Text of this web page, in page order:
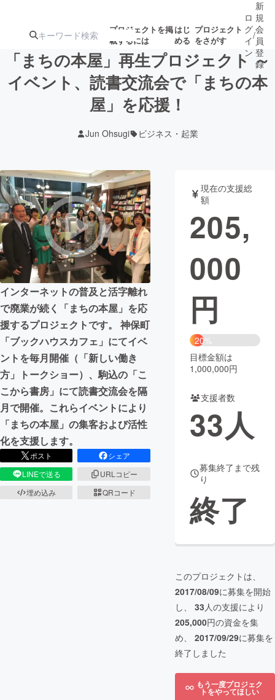
プロジェクトを掲
載するには
はじ
める
プロジェクト
をさがす
注目の新着プロ募集終了が近いプ
テクノロジー・ガジェット
映像・映画 書籍・雑誌
ビジネス・起業 チャレンジ
まちづくり・地域活性化
CAMPFIRE for Social Good
CAMPFIRE Creation
CAMPFIREふるさと納税
コミュニティ
ロ
グ
イ
ン
/
新
規
会
員
登
録
「まちの本屋」再生プロジェクト ～
イベント、読書交流会で「まちの本
屋」を応援！
Jun Ohsugi ビジネス・起業
インターネットの普及と活字離れ
で廃業が続く「まちの本屋」を応
援するプロジェクトです。 神保町
「ブックハウスカフェ」にてイベ
ントを毎月開催（「新しい働き
方」トークショー）、駒込の「こ
こから書房」にて読書交流会を隔
月で開催。これらイベントにより
「まちの本屋」の集客および活性
化を支援します。
ポスト
シェア
LINEで送る
URLコピー
埋め込み
QRコード
現在の支援総
額
205,
000
円
20%
目標金額は
1,000,000円
支援者数
33人
募集終了まで残
り
終了
このプロジェクトは、
2017/08/09に募集を開始
し、 33人の支援により
205,000円の資金を集
め、 2017/09/29に募集を
終了しました
もう一度プロジェク
トをやってほしい